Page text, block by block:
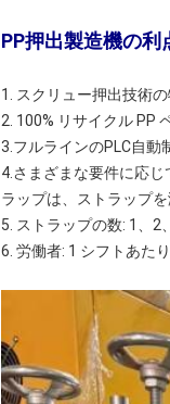
PP押出製造機の利
1. スクリュー押出技術
2. 100% リサイクル PP
3.フルラインのPLC自動
4.さまざまな要件に応
ラップは、ストラップ
5. ストラップの数: 1、
6. 労働者: 1 シフトあた